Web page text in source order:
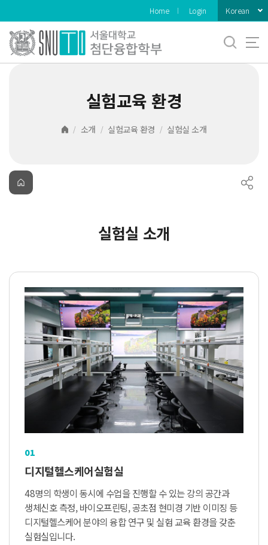
메뉴
Home Login Korean
실험교육 환경
소개 실험교육 환경 실험실 소개
실험실 소개
01
디지털헬스케어실험실
48명의 학생이 동시에 수업을 진행할 수 있는 강의 공간과
생체신호 측정, 바이오프린팅, 공초점 현미경 기반 이미징 등
디지털헬스케어 분야의 융합 연구 및 실험 교육 환경을 갖춘
실험실입니다.